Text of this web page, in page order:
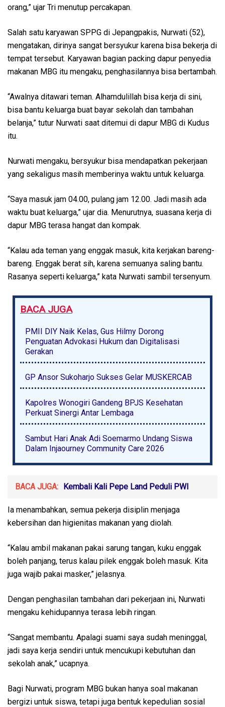
orang,” ujar Tri menutup percakapan.
Salah satu karyawan SPPG di Jepangpakis, Nurwati (52),
mengatakan, dirinya sangat bersyukur karena bisa bekerja di
tempat tersebut. Karyawan bagian packing dapur penyedia
makanan MBG itu mengaku, penghasilannya bisa bertambah.
“Awalnya ditawari teman. Alhamdulillah bisa kerja di sini,
bisa bantu keluarga buat bayar sekolah dan tambahan
belanja,” tutur Nurwati saat ditemui di dapur MBG di Kudus
itu.
Nurwati mengaku, bersyukur bisa mendapatkan pekerjaan
yang sekaligus masih memberinya waktu untuk keluarga.
“Saya masuk jam 04.00, pulang jam 12.00. Jadi masih ada
waktu buat keluarga,” ujar dia. Menurutnya, suasana kerja di
dapur MBG terasa hangat dan kompak.
“Kalau ada teman yang enggak masuk, kita kerjakan bareng-
bareng. Enggak berat sih, karena semuanya saling bantu.
Rasanya seperti keluarga,” kata Nurwati sambil tersenyum.
BACA JUGA
PMII DIY Naik Kelas, Gus Hilmy Dorong
Penguatan Advokasi Hukum dan Digitalisasi
Gerakan
GP Ansor Sukoharjo Sukses Gelar MUSKERCAB
Kapolres Wonogiri Gandeng BPJS Kesehatan
Perkuat Sinergi Antar Lembaga
Sambut Hari Anak Adi Soemarmo Undang Siswa
Dalam Injaourney Community Care 2026
BACA JUGA: Kembali Kali Pepe Land Peduli PWI
Ia menambahkan, semua pekerja disiplin menjaga
kebersihan dan higienitas makanan yang diolah.
“Kalau ambil makanan pakai sarung tangan, kuku enggak
boleh panjang, terus kalau pilek enggak boleh masuk. Kita
juga wajib pakai masker,” jelasnya.
Dengan penghasilan tambahan dari pekerjaan ini, Nurwati
mengaku kehidupannya terasa lebih ringan.
“Sangat membantu. Apalagi suami saya sudah meninggal,
jadi saya kerja sendiri untuk mencukupi kebutuhan dan
sekolah anak,” ucapnya.
Bagi Nurwati, program MBG bukan hanya soal makanan
bergizi untuk siswa, tetapi juga bentuk kepedulian sosial